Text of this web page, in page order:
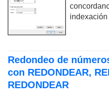
Redondeo de
con REDONDEAR,
REDONDEAR